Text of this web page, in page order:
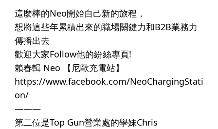
這麼棒的Neo開始自己新的旅程，​
想將這些年累積出來的職場關鍵力和B2B業務力
傳播出去​
歡迎大家Follow他的紛絲專頁!​
賴春輯 Neo 【尼歐充電站】⠀⠀⠀​
https://www.facebook.com/NeoChargingStati
on/​
———​
第二位是Top Gun營業處的學妹Chris ​